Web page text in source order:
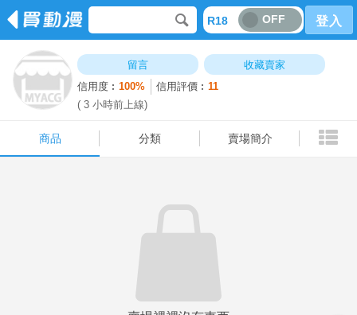
R18 OFF 登入
留言
收藏賣家
信用度︰100% 信用評價︰11
( 3 小時前上線)
商品 分類 賣場簡介
商品 分類 賣場簡介